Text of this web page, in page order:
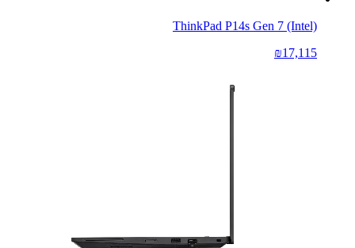
ThinkPad P14s Gen 7 (Intel)
₪17,115